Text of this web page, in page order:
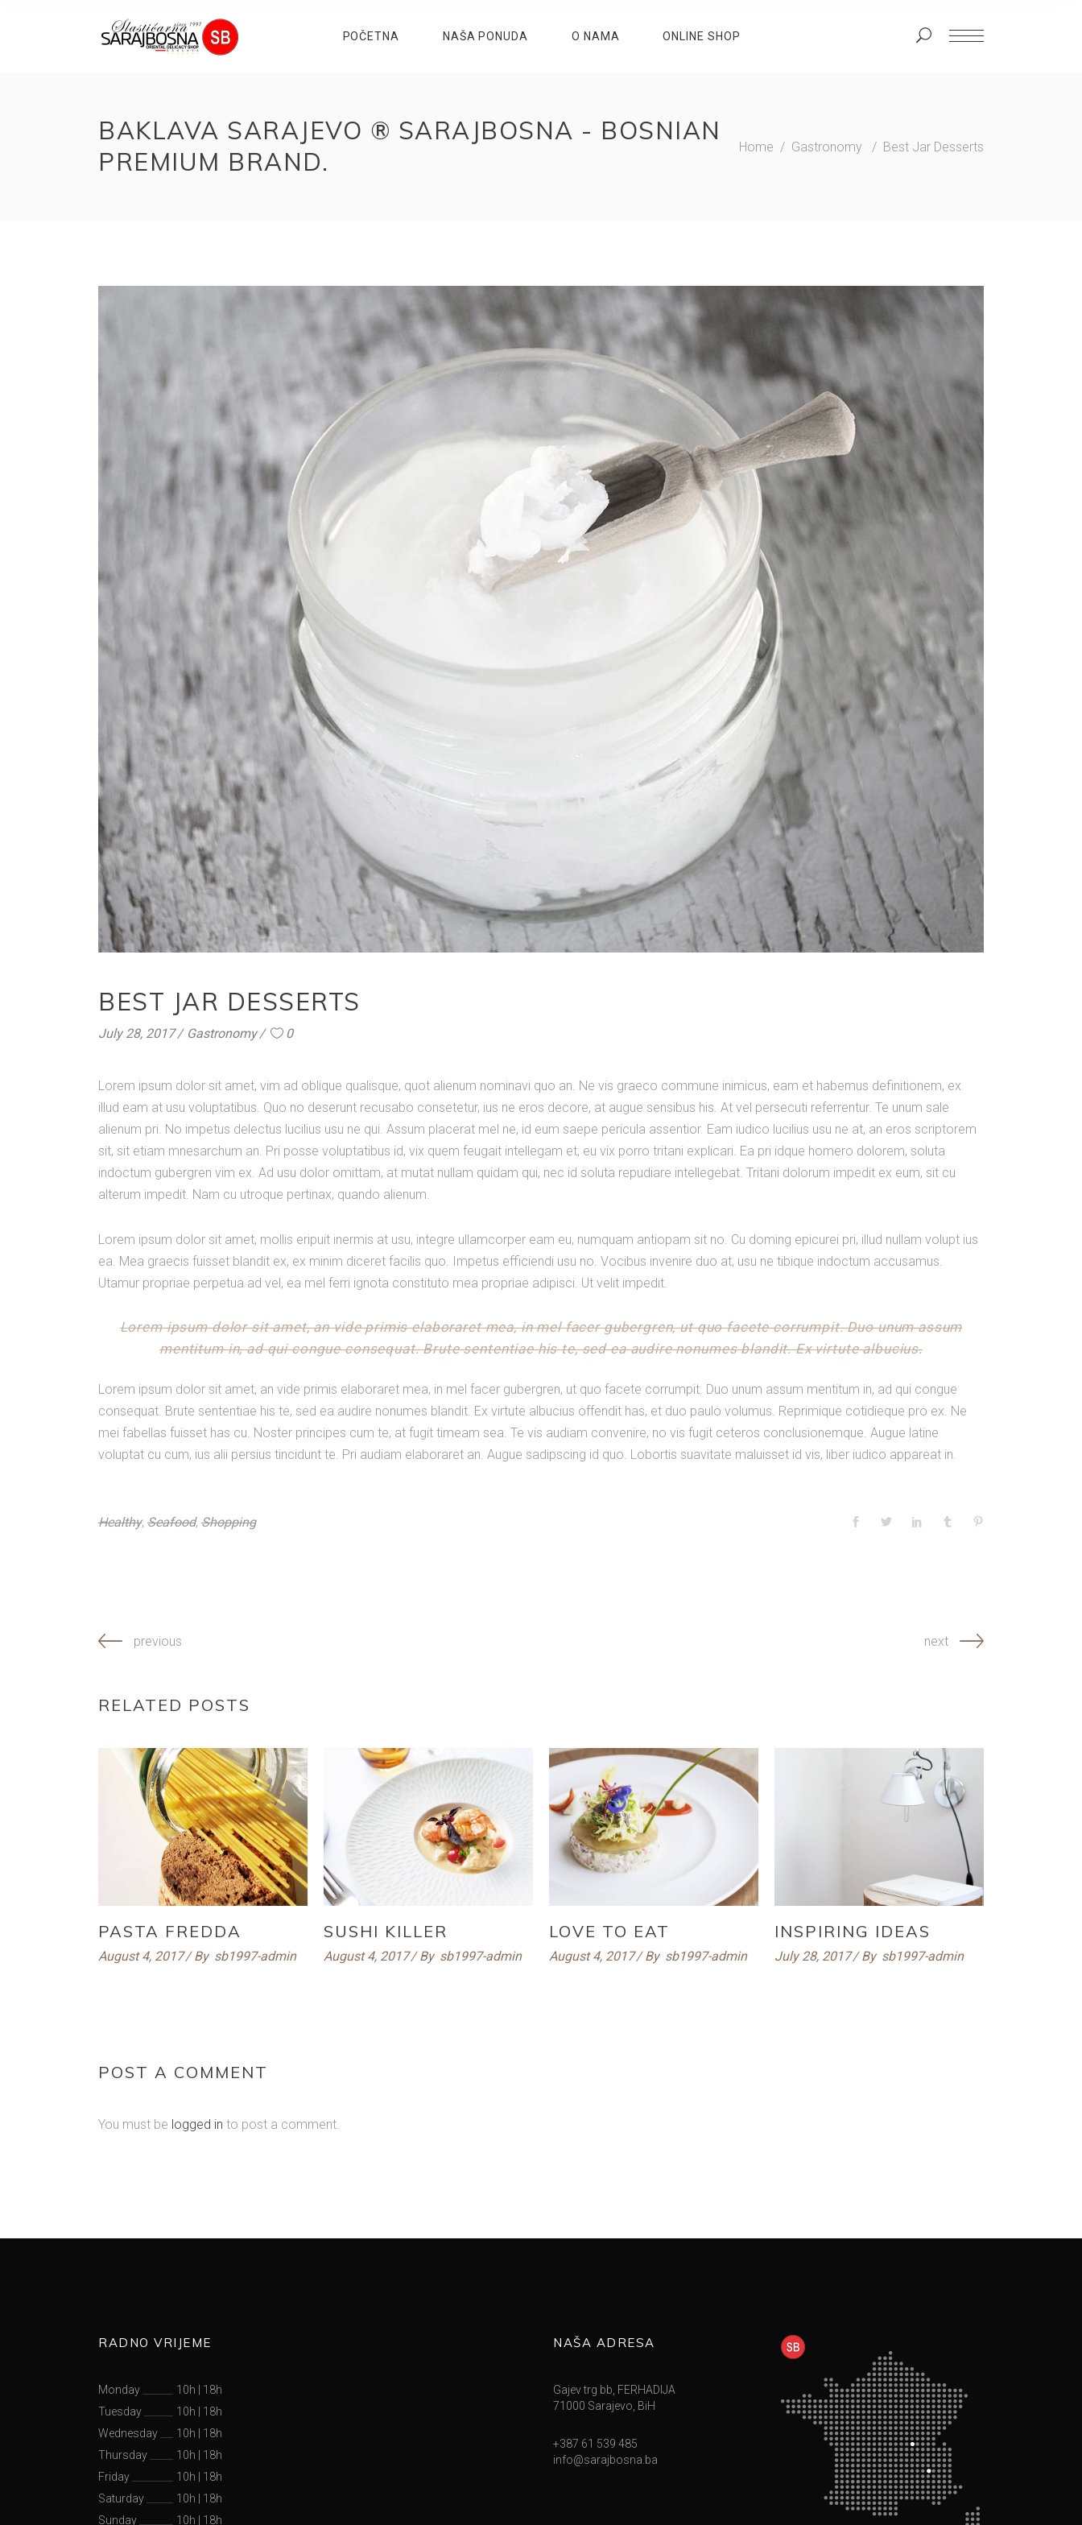
POČETNA NAŠA PONUDA O NAMA ONLINE SHOP
BAKLAVA SARAJEVO ® SARAJBOSNA - BOSNIAN
PREMIUM BRAND.
Home / Gastronomy / Best Jar Desserts
BEST JAR DESSERTS
July 28, 2017 Gastronomy 0
Lorem ipsum dolor sit amet, vim ad oblique qualisque, quot alienum nominavi quo an. Ne vis graeco commune inimicus, eam et habemus definitionem, ex
illud eam at usu voluptatibus. Quo no deserunt recusabo consetetur, ius ne eros decore, at augue sensibus his. At vel persecuti referrentur. Te unum sale
alienum pri. No impetus delectus lucilius usu ne qui. Assum placerat mel ne, id eum saepe pericula assentior. Eam iudico lucilius usu ne at, an eros scriptorem
sit, sit etiam mnesarchum an. Pri posse voluptatibus id, vix quem feugait intellegam et, eu vix porro tritani explicari. Ea pri idque homero dolorem, soluta
indoctum gubergren vim ex. Ad usu dolor omittam, at mutat nullam quidam qui, nec id soluta repudiare intellegebat. Tritani dolorum impedit ex eum, sit cu
alterum impedit. Nam cu utroque pertinax, quando alienum.
Lorem ipsum dolor sit amet, mollis eripuit inermis at usu, integre ullamcorper eam eu, numquam antiopam sit no. Cu doming epicurei pri, illud nullam volupt ius
ea. Mea graecis fuisset blandit ex, ex minim diceret facilis quo. Impetus efficiendi usu no. Vocibus invenire duo at, usu ne tibique indoctum accusamus.
Utamur propriae perpetua ad vel, ea mel ferri ignota constituto mea propriae adipisci. Ut velit impedit.
Lorem ipsum dolor sit amet, an vide primis elaboraret mea, in mel facer gubergren, ut quo facete corrumpit. Duo unum assum
mentitum in, ad qui congue consequat. Brute sententiae his te, sed ea audire nonumes blandit. Ex virtute albucius.
Lorem ipsum dolor sit amet, an vide primis elaboraret mea, in mel facer gubergren, ut quo facete corrumpit. Duo unum assum mentitum in, ad qui congue
consequat. Brute sententiae his te, sed ea audire nonumes blandit. Ex virtute albucius offendit has, et duo paulo volumus. Reprimique cotidieque pro ex. Ne
mei fabellas fuisset has cu. Noster principes cum te, at fugit timeam sea. Te vis audiam convenire, no vis fugit ceteros conclusionemque. Augue latine
voluptat cu cum, ius alii persius tincidunt te. Pri audiam elaboraret an. Augue sadipscing id quo. Lobortis suavitate maluisset id vis, liber iudico appareat in.
Healthy, Seafood, Shopping
previous next
RELATED POSTS
PASTA FREDDA
August 4, 2017 By sb1997-admin
SUSHI KILLER
August 4, 2017 By sb1997-admin
LOVE TO EAT
August 4, 2017 By sb1997-admin
INSPIRING IDEAS
July 28, 2017 By sb1997-admin
POST A COMMENT
You must be logged in to post a comment.
RADNO VRIJEME
Monday 10h
18h
Tuesday
10h
18h
Wednesday
10h
18h
Thursday
10h
18h
Friday
10h
18h
Saturday
10h
18h
Sunday
10h 18h
NAŠA ADRESA
Gajev trg bb, FERHADIJA
71000 Sarajevo, BiH
+387 61 539 485
info@sarajbosna.ba